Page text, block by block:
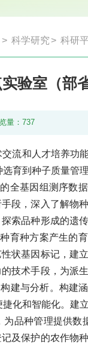
> 科学研究 > 科研
验室（部
量：737
流和人才培养功
育到种子质量管
全基因组测序数
段，深入了解物
索品种形成的遗
育种方案产生的
状基因标记，建
技术手段，为派
建与分析。构建
化和智能化。建
品种管理提供数
及保护的农作物